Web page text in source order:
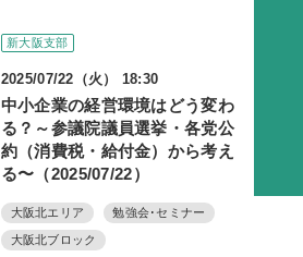
調査・資料・提言
活動内容
新大阪支部
2025/07/22（火） 18:30
中小企業の経営環境はどう変わ
る？～参議院議員選挙・各党公
約（消費税・給付金）から考え
る〜（2025/07/22）
大阪北エリア 勉強会･セミナー
大阪北ブロック